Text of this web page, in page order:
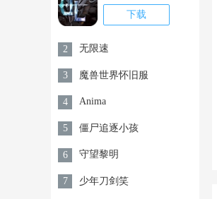
下载
2 无限速
3 魔兽世界怀旧服
4 Anima
5 僵尸追逐小孩
6 守望黎明
7 少年刀剑笑